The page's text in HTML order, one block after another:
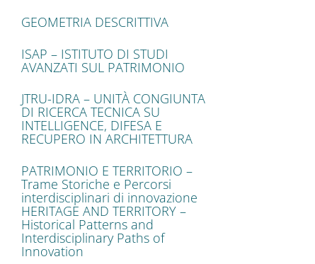
GEOMETRIA DESCRITTIVA
ISAP – ISTITUTO DI STUDI
AVANZATI SUL PATRIMONIO
JTRU-IDRA – UNITÀ CONGIUNTA
DI RICERCA TECNICA SU
INTELLIGENCE, DIFESA E
RECUPERO IN ARCHITETTURA
PATRIMONIO E TERRITORIO –
Trame Storiche e Percorsi
interdisciplinari di innovazione
HERITAGE AND TERRITORY –
Historical Patterns and
Interdisciplinary Paths of
Innovation